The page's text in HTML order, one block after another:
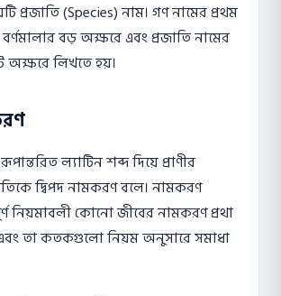
প্রজাতি (Species) নাম। গণ নামের প্রথম
বড় অক্ষরে এবং প্রজাতি নামের
অক্ষরে লিখতে হয়।
ল্যাটিন শব্দ দিয়ে প্রাণীর
দ্বিপদ নামকরণ বলে। নামকরণ
নিয়মাবলী কোনাে জীবের নামকরণ প্রথা
তা কতকগুলো নিয়ম অনুসারে সমাধা